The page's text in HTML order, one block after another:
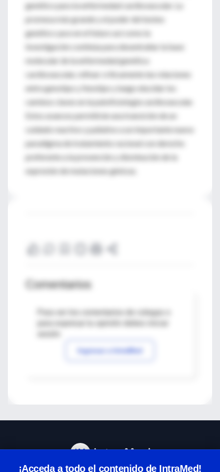
genético para la enfermedad cardiovascular. La
promesa más grande y el poder del testeo
genético yace en el futuro así como la
investigación continúa para desentrañar la base
molecular de la enfermedad genética
cardiovascular, refinar críticamente las relaciones
entre genotipo y fenotipo y luego elucidar los
caminos claves en la patofisiología cardiovascular.
Estos avances permitirán una transición de un
cuidado reactivo y paliativo a un importante nuevo
paradigma de tratamiento racional con derecho
preferente a la prevención y disminución de la
expresión de mutaciones génicas.
Comentarios
Para ver los comentarios de colegas o
Ingresar a IntraMed
¡Acceda a todo el contenido de IntraMed!